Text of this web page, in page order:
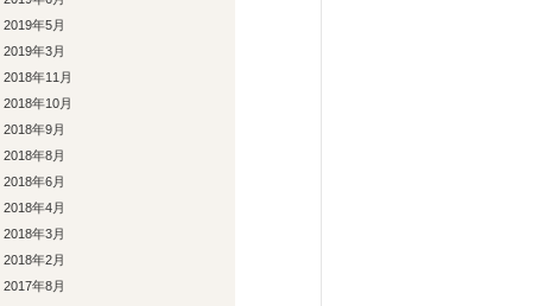
2019年5月
2019年3月
2018年11月
2018年10月
2018年9月
2018年8月
2018年6月
2018年4月
2018年3月
2018年2月
2017年8月